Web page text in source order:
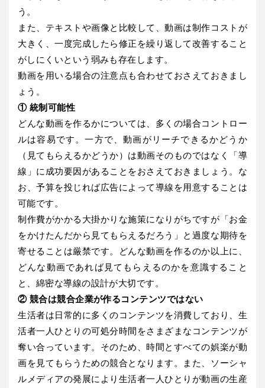
う。
また、テキストや画像と比較して、動画は制作コストが
大きく、一度完成したら修正を繰り返して改善すること
がしにくいという弱みも存在します。
動画を用いる場合の注意点も合わせておさえておきまし
ょう。
① 統制可能性
どんな動画を作るかについては、多くの場合コントロー
ルは容易です。一方で、動画がリーチできるかどうか
（見てもらえるかどうか）は動画そのものではなく「導
線」に成功要因があることをおさえておきましょう。な
お、予算を投じれば広告によって導線を用意することは
可能です。
制作費がかかる大掛かりな施策になりがちですが「お金
をかけたんだから見てもらえるだろう」と過度な期待を
寄せることは厳禁です。どんな動画を作るのか以上に、
どんな動画であれば見てもらえるのかを意識すること
と、綿密な導線の設計が大切です。
② 競合は競合企業が作るコンテンツではない
生活者は日常的に多くのコンテンツを消費しており、生
活者一人ひとりの可処分時間をさまざまなコンテンツが
奪い合っています。そのため、時間とすべての娯楽が動
画を見てもらうための競合となります。また、ソーシャ
ルメディアの発展により生活者一人ひとりが動画の生産